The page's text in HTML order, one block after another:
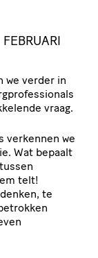
we verder in
vraag.
verkennen we
Wat bepaalt
telt!
te